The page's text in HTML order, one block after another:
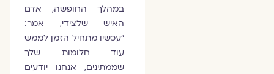
במהלך החופשה, אדם
האיש שלצידי, אמר:
״עכשיו מתחיל הזמן לממש
עוד חלומות שלך
שממתינים, אנחנו יודעים